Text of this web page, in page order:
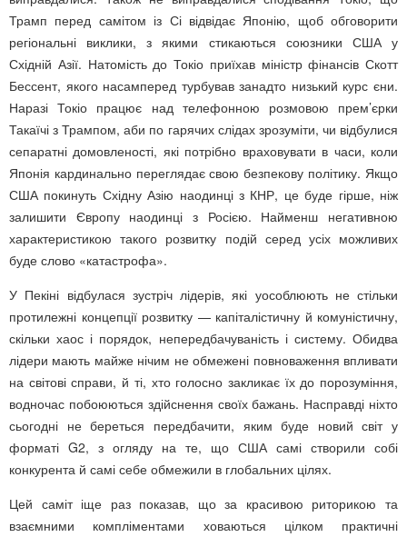
Трамп перед самітом із Сі відвідає Японію, щоб обговорити
регіональні виклики, з якими стикаються союзники США у
Східній Азії. Натомість до Токіо приїхав міністр фінансів Скотт
Бессент, якого насамперед турбував занадто низький курс єни.
Наразі Токіо працює над телефонною розмовою прем’єрки
Такаїчі з Трампом, аби по гарячих слідах зрозуміти, чи відбулися
сепаратні домовленості, які потрібно враховувати в часи, коли
Японія кардинально переглядає свою безпекову політику. Якщо
США покинуть Східну Азію наодинці з КНР, це буде гірше, ніж
залишити Європу наодинці з Росією. Найменш негативною
характеристикою такого розвитку подій серед усіх можливих
буде слово «катастрофа».
У Пекіні відбулася зустріч лідерів, які уособлюють не стільки
протилежні концепції розвитку — капіталістичну й комуністичну,
скільки хаос і порядок, непередбачуваність і систему. Обидва
лідери мають майже нічим не обмежені повноваження впливати
на світові справи, й ті, хто голосно закликає їх до порозуміння,
водночас побоюються здійснення своїх бажань. Насправді ніхто
сьогодні не береться передбачити, яким буде новий світ у
форматі G2, з огляду на те, що США самі створили собі
конкурента й самі себе обмежили в глобальних цілях.
Цей саміт іще раз показав, що за красивою риторикою та
взаємними компліментами ховаються цілком практичні